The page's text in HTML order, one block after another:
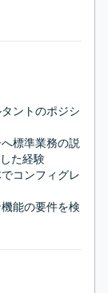
ントのポジシ
標準業務の説
た経験
コンフィグレ
能の要件を検